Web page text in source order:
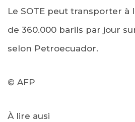
Le SOTE peut transporter à
de 360.000 barils par jour
selon Petroecuador.
© AFP
À lire ausi